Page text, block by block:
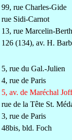
99, rue Charles-Gide
rue Sidi-Carnot
13, rue Marcelin-
126 (134), av. H.
5, rue du Gal.-Julien
4, rue de Paris
5, av. de Maréchal
rue de la Tête St.
3, rue de Paris
48bis, bld. Foch